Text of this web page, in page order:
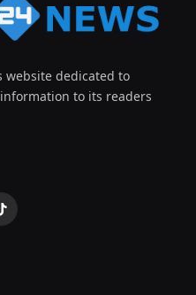
website dedicated to
to its readers
TikTok